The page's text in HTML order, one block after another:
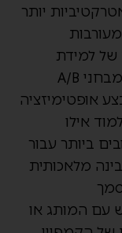
יותר
של למידת
מכונה יכולים לערוך באופן אוטומטי מבחני A/B
אופטימיזציה
אילו
ביותר עבור
מלאכותית
עם המותג או